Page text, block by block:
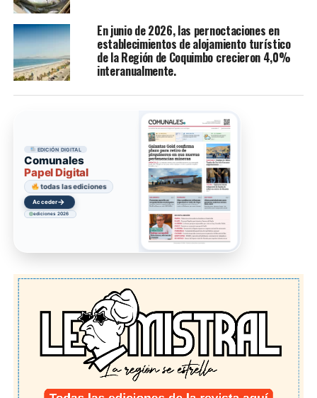
En junio de 2026, las pernoctaciones en
establecimientos de alojamiento turístico
de la Región de Coquimbo crecieron 4,0%
interanualmente.
EDICIÓN DIGITAL
Comunales
Papel Digital
todas las ediciones
Acceder→
ediciones 2026